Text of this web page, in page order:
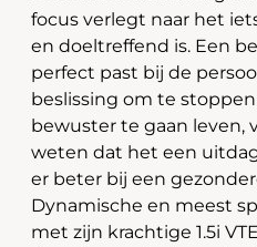
focus verlegt naar het
en doeltreffend is. Een
perfect past bij de
beslissing om te
bewuster te gaan leven,
weten dat het een
er beter bij een
Dynamische en meest
met zijn krachtige 1.5i